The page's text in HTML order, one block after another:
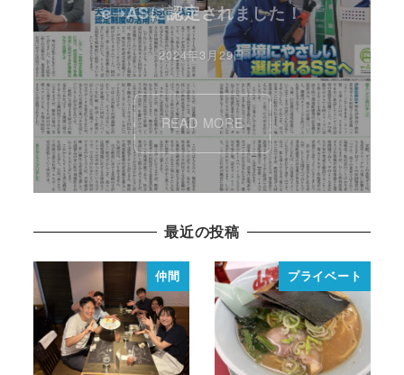
e➝ASに認定されました！
2024年3月29日
READ MORE
最近の投稿
仲間 プライベート